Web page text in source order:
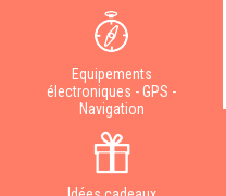
Equipements
électroniques - GPS -
Navigation